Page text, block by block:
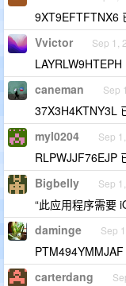
9XT9EFTFTNX6
Vvictor Sep 1,
caneman Sep
37X3H4KTNY3L
myl0204 Sep
RLPWJJF76EJP
Bigbelly Sep
“此应用程序需要
daminge Sep
carterdang